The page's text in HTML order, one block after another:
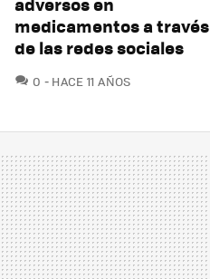
medicamentos a través
de las redes sociales
0 COMENTARIOS
HACE 11 AÑOS